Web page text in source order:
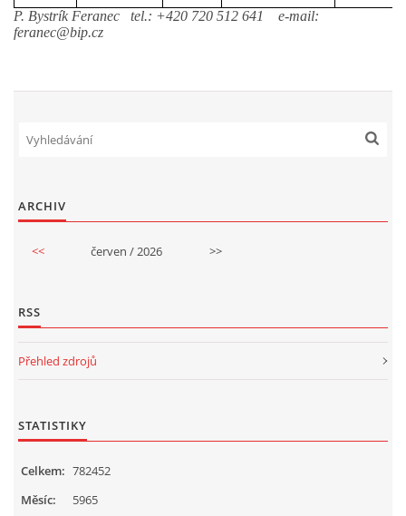
P. Bystrík Feranec tel.: +420 720 512 641 e-mail:
feranec@bip.cz
ARCHIV
<< červen / 2026 >>
RSS
Přehled zdrojů
STATISTIKY
Celkem: 782452
Měsíc:
5965